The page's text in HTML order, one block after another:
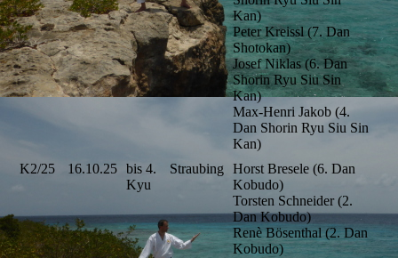
Kan)
Peter Kreissl (7. Dan
Shotokan)
Josef Niklas (6. Dan
Shorin Ryu Siu Sin
Kan)
Max-Henri Jakob (4.
Dan Shorin Ryu Siu Sin
Kan)
K2/25
16.10.25
bis 4.
Kyu
Straubing
Horst Bresele (6. Dan
Kobudo)
Torsten Schneider (2.
Dan Kobudo)
Renè Bösenthal (2. Dan
Kobudo)